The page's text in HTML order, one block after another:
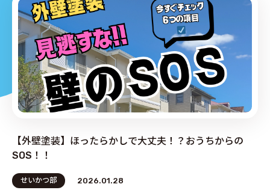
【外壁塗装】ほったらかしで大丈夫！？おうちからの
SOS！！
せいかつ部 2026.01.28